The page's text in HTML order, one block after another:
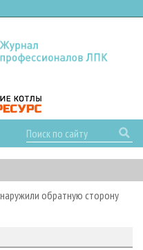
обратную сторону